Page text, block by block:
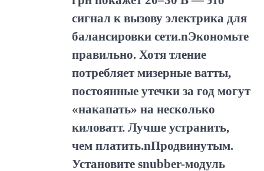
сигнал к вызову электрика для
балансировки сети.nЭкономьте
правильно. Хотя тление
потребляет мизерные ватты,
постоянные утечки за год могут
«накапать» на несколько
киловатт. Лучше устранить,
чем платить.nПродвинутым.
Установите snubber-модуль